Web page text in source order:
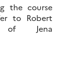
the course
to Robert
of Jena